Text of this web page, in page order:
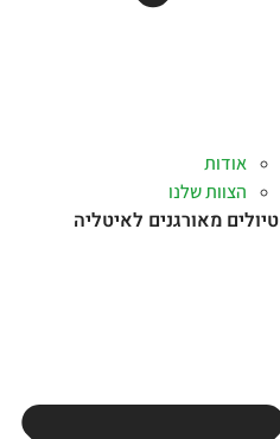
אודות
הצוות שלנו
טיולים מאורגנים לאיטליה